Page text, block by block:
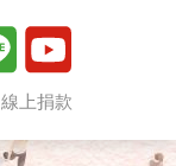
線上捐款